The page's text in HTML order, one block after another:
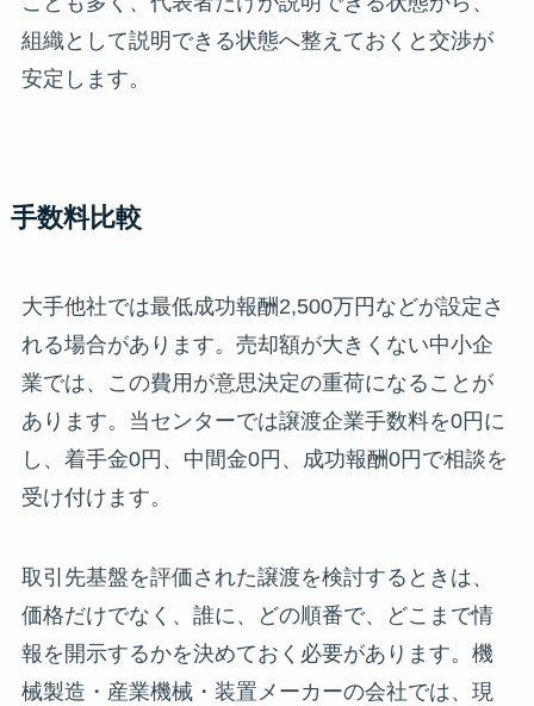
組織として説明できる状態へ整えておくと交渉が
安定します。
手数料比較
大手他社では最低成功報酬2,500万円などが設定さ
れる場合があります。売却額が大きくない中小企
業では、この費用が意思決定の重荷になることが
あります。当センターでは譲渡企業手数料を0円に
し、着手金0円、中間金0円、成功報酬0円で相談を
受け付けます。
取引先基盤を評価された譲渡を検討するときは、
価格だけでなく、誰に、どの順番で、どこまで情
報を開示するかを決めておく必要があります。機
械製造・産業機械・装置メーカーの会社では、現